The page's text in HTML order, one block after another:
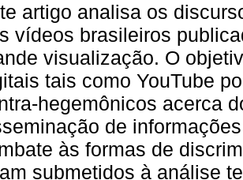
artigo analisa os
vídeos brasileiros
visualização. O
tais como YouTube
hegemônicos acerca
de
às formas de
submetidos à análise